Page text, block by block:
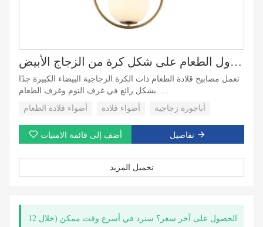
أضواء معلقة كبيرة جدًا لتناول الطعام على شكل كرة من الزجاج الأبيض
تعمل مصابيح قلادة الطعام ذات الكرة الزجاجية البيضاء الكبيرة جدًا
مظهر جميل: مظهر الثريا الزجاجي جميل، يمكن أن يجلب غطاء
المصباح الزجاجي الرائع جمالاً مختلفًا إلى المساحة الداخلية، مثل
الفن البسيط والعتيق
أضواء قلادة الطعام أضواء قلادة أباجورة زجاجية
أضف إلى قائمة الامنيات تفاصيل
تحميل المزيد
الحصول على آخر سعر؟ سنرد في أسرع وقت ممكن (خلال 12